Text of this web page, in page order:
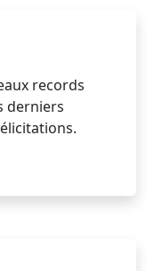
records
derniers